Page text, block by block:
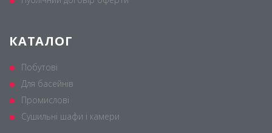
КАТАЛОГ
Побутові
Для басейнів
Промислові
Сушильні шафи і камери